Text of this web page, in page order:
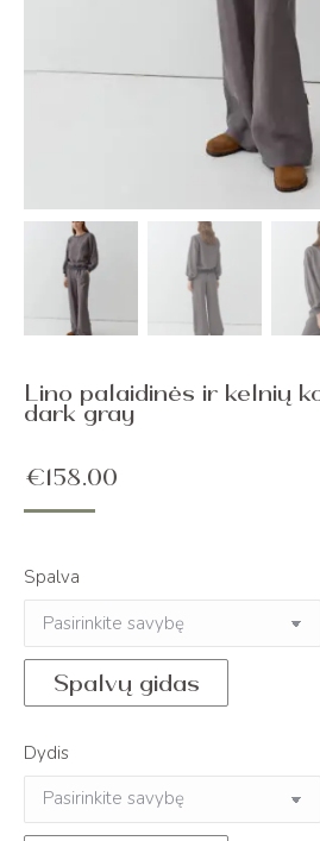
Lino palaidinės ir kelnių
dark gray
€158.00
Spalva
Spalvų gidas
Dydis